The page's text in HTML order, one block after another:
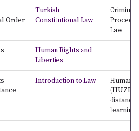
Order
Turkish
Constitutional Law
Criminal
Law
Human Rights and
Liberties
Introduction to Law
Human
(HUZEM
distance
learning)